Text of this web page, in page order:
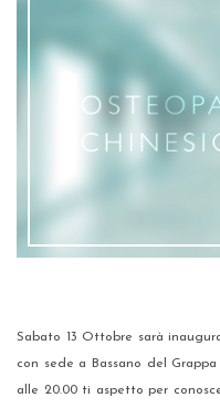
Sabato 13 Ottobre sarà
con sede a Bassano del
alle 20.00 ti aspetto per